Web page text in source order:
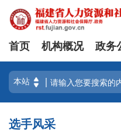
首页 机构概况 政务
选手风采